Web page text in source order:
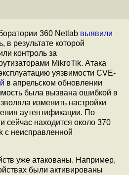
360 Netlab выявили
в результате которой
контроль за
MikroTik. Атака
уязвимости CVE-
в апрельском обновлении
была вызвана ошибкой в
изменить настройки
аутентификации. По
сейчас находится около 370
с неисправленной
уже атакованы. Например,
были активированы